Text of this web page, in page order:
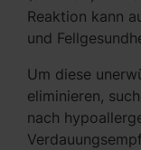
Reaktion kann
und
Um diese
eliminieren,
nach